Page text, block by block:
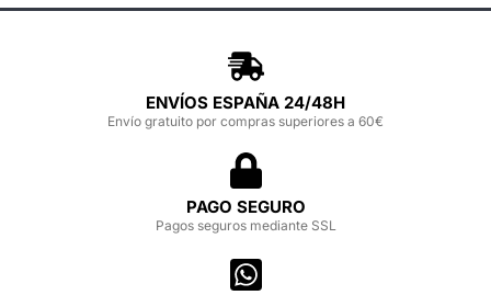
ENVÍOS ESPAÑA 24/48H
Envío gratuito por compras superiores a 60€
PAGO SEGURO
Pagos seguros mediante SSL